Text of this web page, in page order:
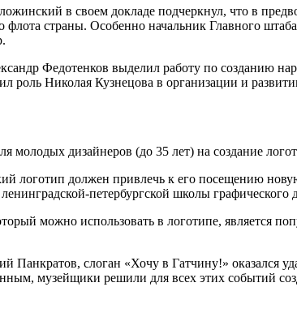
в своем докладе подчеркнул, что в
флота страны. Особенно начальник Главного
Федотенков выделил работу по созданию
роль Николая Кузнецова в организации и
молодых дизайнеров (до 35 лет) на создание
логотип должен привлечь к его посещению
петербургской школы графического
можно использовать в логотипе, является
Панкратов, слоган «Хочу в Гатчину!» оказался
музейщики решили для всех этих событий